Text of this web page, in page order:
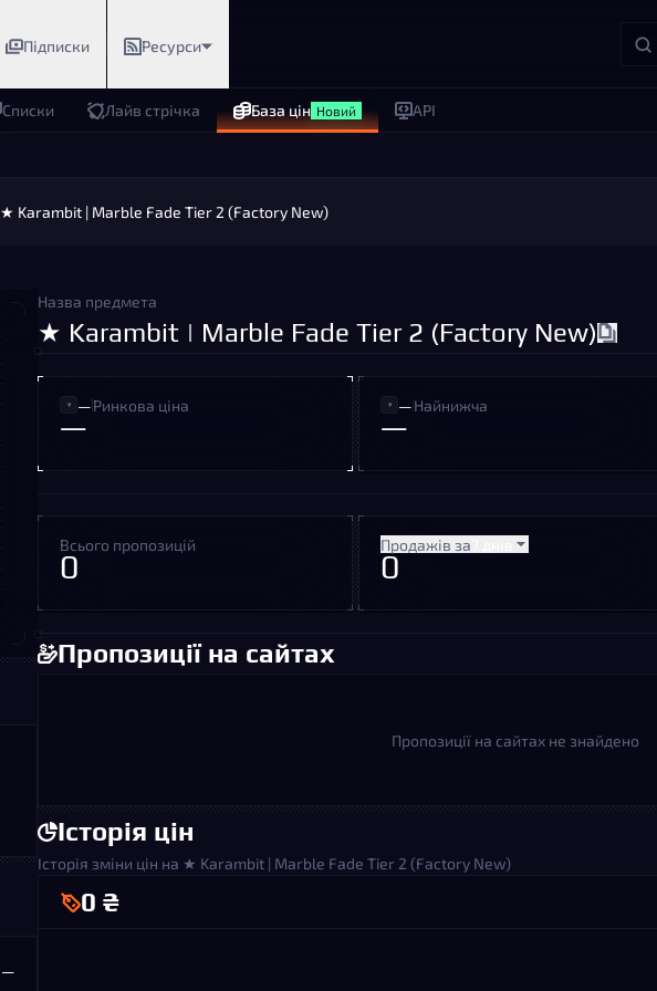
Підписки Ресурси
Списки Лайв стрічка База цін Новий API
★ Karambit | Marble Fade Tier 2 (Factory New)
—
Назва предмета
★ Karambit | Marble Fade Tier 2 (Factory New)
—Ринкова ціна
—
—Найнижча
—
Всього пропозицій
0
Продажів за
0
Пропозиції на сайтах
Пропозиції на сайтах не знайдено
Історія цін
Історія зміни цін на ★ Karambit | Marble Fade Tier 2 (Factory New)
0 ₴